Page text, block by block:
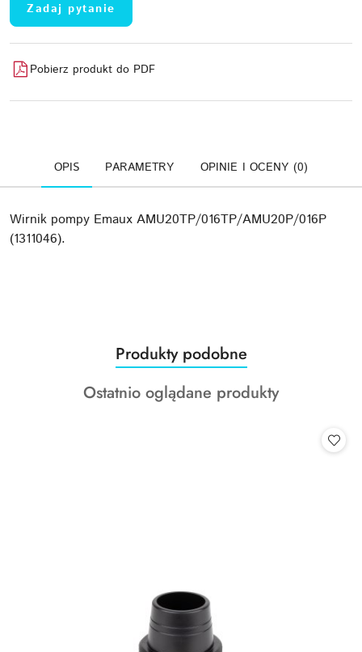
Zadaj pytanie
Pobierz produkt do PDF
OPIS PARAMETRY OPINIE I OCENY (0)
Wirnik pompy Emaux AMU20TP/016TP/AMU20P/016P
(1311046).
Pomiń karuzelę produktów
Produkty
o
statusie:
Produkty podobne
Produkty
Ostatnio oglądane produkty